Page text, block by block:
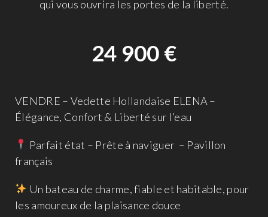
qui vous ouvrira les portes de la liberté.
24 900 €
VENDRE – Vedette Hollandaise ELENA –
Élégance, Confort & Liberté sur l’eau
Parfait état – Prête à naviguer – Pavillon
français
Un bateau de charme, fiable et habitable, pour
les amoureux de la plaisance douce